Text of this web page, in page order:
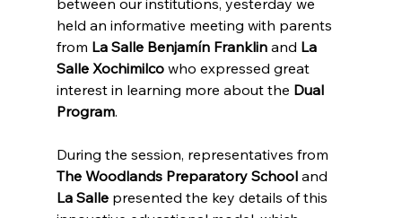
between our institutions, yesterday we
held an informative meeting with parents
from La Salle Benjamín Franklin and La
Salle Xochimilco who expressed great
interest in learning more about the Dual
Program.
During the session, representatives from
The Woodlands Preparatory School and
La Salle presented the key details of this